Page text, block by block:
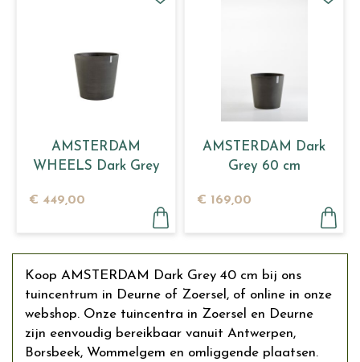
AMSTERDAM
WHEELS Dark Grey
€ 449,00
AMSTERDAM Dark
Grey 60 cm
€ 169,00
Koop AMSTERDAM Dark Grey 40 cm bij ons
tuincentrum in Deurne of Zoersel, of online in onze
webshop. Onze tuincentra in Zoersel en Deurne
zijn eenvoudig bereikbaar vanuit Antwerpen,
Borsbeek, Wommelgem en omliggende plaatsen.